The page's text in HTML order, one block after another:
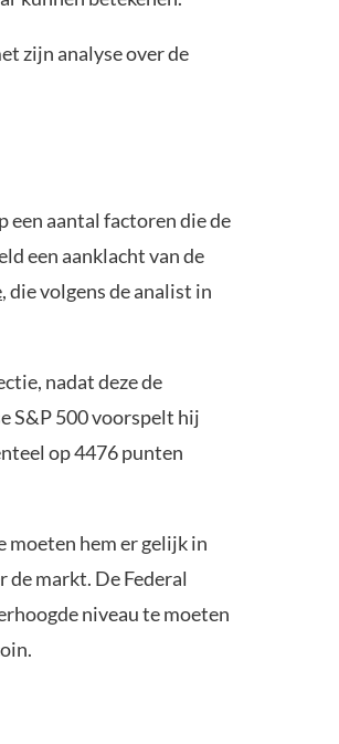
zijn analyse over de
aantal factoren die de
een aanklacht van de
, die volgens de analist in
nadat deze de
S&P 500 voorspelt hij
op 4476 punten
hem er gelijk in
markt. De Federal
niveau te moeten